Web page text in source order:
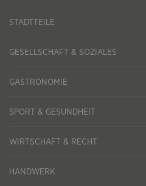
STADTTEILE
GESELLSCHAFT & SOZIALES
GASTRONOMIE
SPORT & GESUNDHEIT
WIRTSCHAFT & RECHT
HANDWERK